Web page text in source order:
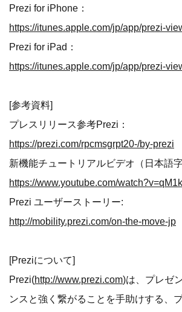
Prezi for iPhone：
Prezi for iPad：
[参考資料]
プレスリリース参考Prezi：
https://prezi.com/rpcmsgrpt20-/by-prezi
新機能チュートリアルビデオ（日本語
https://www.youtube.com/
Prezi ユーザーストーリー:
http://mobility.prezi.com/on-the-move-jp
[Preziについて]
Prezi(http://www.prezi.com)は、プレゼ
ンスと強く繋がることを手助けする、